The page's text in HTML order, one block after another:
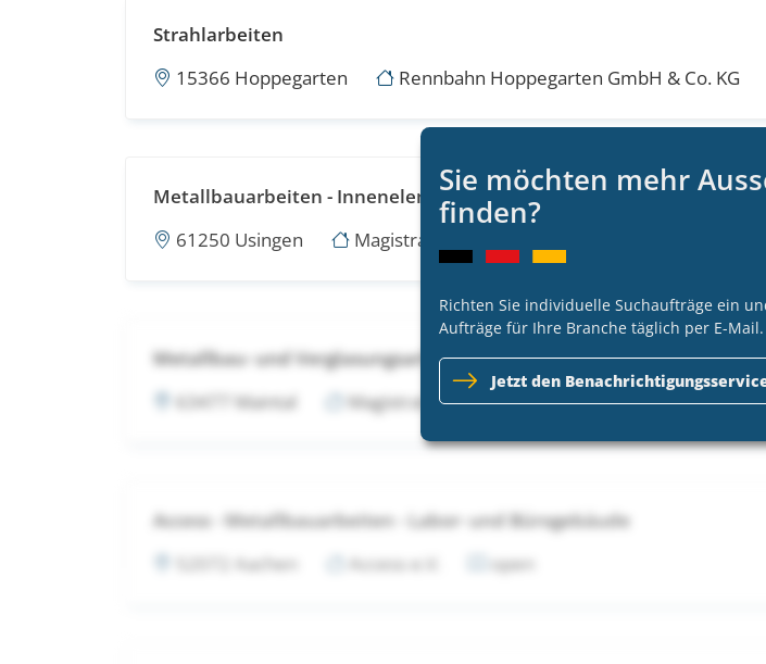
Strahlarbeiten
15366 Hoppegarten
Rennbahn Hoppegarten GmbH & Co. KG
Metallbauarbeiten - Innenelemente - Feuerwehrgerätehaus Usingen
61250 Usingen
Magistrat der Stadt Usingen
Metallbau- und Verglasungsarbeiten / Neubau Kombibad Maintal
63477 Maintal
Magistrat der Stadt Maintal open
Access - Metallbauarbeiten - Labor- und Bürogebäude
52072 Aachen
Access e.V. open
Sie möchten mehr
finden?
Richten Sie individuelle Suchaufträge ein
Aufträge für Ihre Branche täglich per E-Mail.
Jetzt den